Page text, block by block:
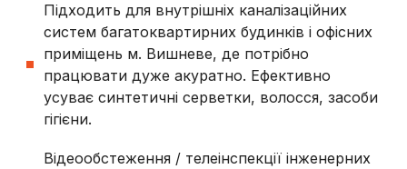
Підходить для внутрішніх каналізаційних
систем багатоквартирних будинків і офісних
приміщень м. Вишневе, де потрібно
працювати дуже акуратно. Ефективно
усуває синтетичні серветки, волосся, засоби
гігієни.
Відеообстеження / телеінспекції інженерних